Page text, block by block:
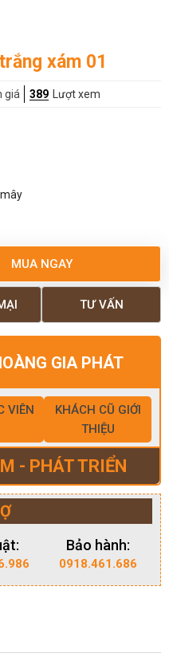
xám 01
giá 389 Lượt xem
MUA NGAY
TƯ VẤN
GIA PHÁT
VIÊN
KHÁCH CŨ GIỚI
THIỆU
- PHÁT TRIỂN
Bảo hành:
0918.461.686